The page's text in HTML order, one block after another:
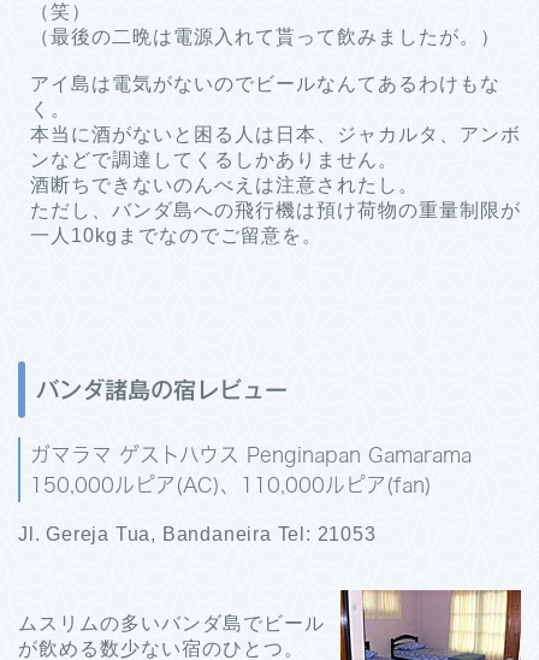
（笑）
（最後の二晩は電源入れて貰って飲みましたが。）
アイ島は電気がないのでビールなんてあるわけもな
く。
本当に酒がないと困る人は日本、ジャカルタ、アンボ
ンなどで調達してくるしかありません。
酒断ちできないのんべえは注意されたし。
ただし、バンダ島への飛行機は預け荷物の重量制限が
一人10kgまでなのでご留意を。
バンダ諸島の宿レビュー
ガマラマ ゲストハウス Penginapan Gamarama
150,000ルピア(AC)、110,000ルピア(fan)
Jl. Gereja Tua, Bandaneira Tel: 21053
ムスリムの多いバンダ島でビール
が飲める数少ない宿のひとつ。